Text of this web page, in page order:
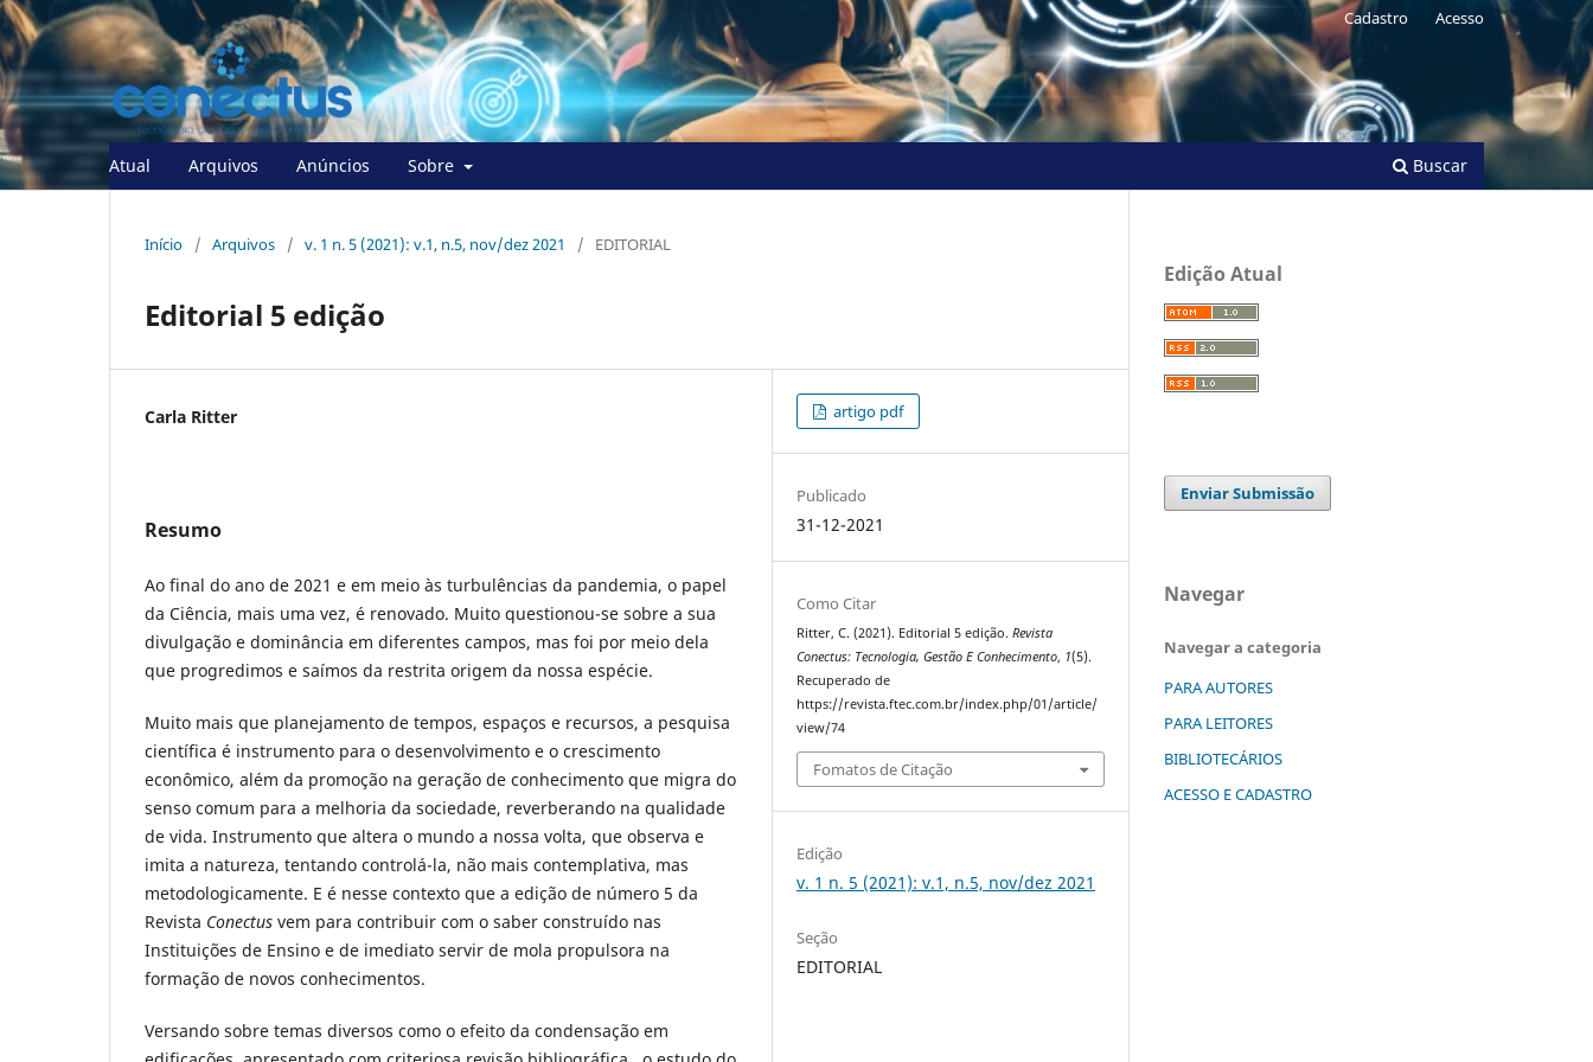
Atual Arquivos Anúncios Sobre Buscar
Cadastro Acesso
Início / Arquivos / v. 1 n. 5 (2021): v.1, n.5, nov/dez 2021 / EDITORIAL
Editorial 5 edição
Carla Ritter
Resumo
Ao final do ano de 2021 e em meio às turbulências da pandemia, o papel
da Ciência, mais uma vez, é renovado. Muito questionou-se sobre a sua
divulgação e dominância em diferentes campos, mas foi por meio dela
que progredimos e saímos da restrita origem da nossa espécie.
Muito mais que planejamento de tempos, espaços e recursos, a pesquisa
científica é instrumento para o desenvolvimento e o crescimento
econômico, além da promoção na geração de conhecimento que migra do
senso comum para a melhoria da sociedade, reverberando na qualidade
de vida. Instrumento que altera o mundo a nossa volta, que observa e
imita a natureza, tentando controlá-la, não mais contemplativa, mas
metodologicamente. E é nesse contexto que a edição de número 5 da
Revista Conectus vem para contribuir com o saber construído nas
Instituições de Ensino e de imediato servir de mola propulsora na
formação de novos conhecimentos.
Versando sobre temas diversos como o efeito da condensação em
artigo pdf
Publicado
31-12-2021
Como Citar
Ritter, C. (2021). Editorial 5 edição.Revista
Conectus: Tecnologia, Gestão E Conhecimento, 1(5).
Recuperado de
https://revista.ftec.com.br/index.php/01/article/
view/74
Fomatos de Citação
Edição
v. 1 n. 5 (2021): v.1, n.5, nov/dez 2021
Seção
EDITORIAL
Edição Atual
Enviar Submissão
Navegar
Navegar a categoria
PARA AUTORES
PARA LEITORES
BIBLIOTECÁRIOS
ACESSO E CADASTRO